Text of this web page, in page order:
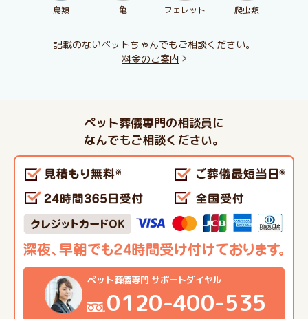
鳥類 亀 フェレット 爬虫類
記載のないペットちゃんでもご相談ください。
料金のご案内
ペット葬儀専門の相談員に
なんでもご相談ください。
ペット葬儀専門 サポートダイヤル
0120-400-535